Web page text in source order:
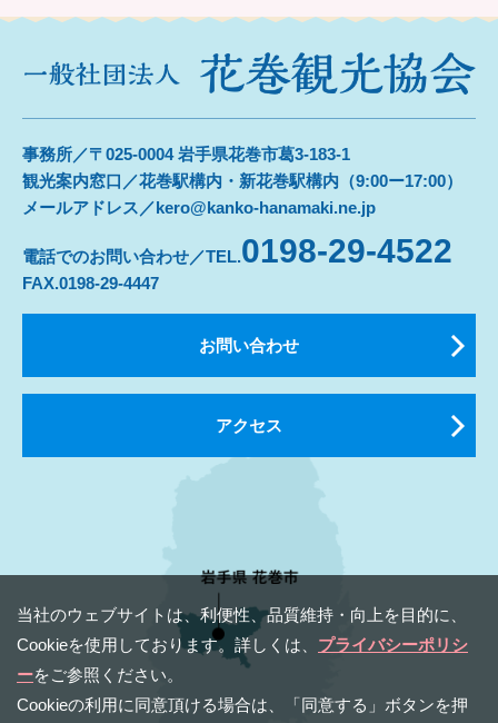
当社のウェブサイトは、利便性、品質維持・向上を⽬的に、
Cookieを使⽤しております。詳しくは、 プライバシーポリシ
ーをご参照ください。
Cookieの利⽤に同意頂ける場合は、「同意する」ボタンを押
事務所／〒025-0004 岩手県花巻市葛3-183-1
観光案内窓口／花巻駅構内・新花巻駅構内（9:00ー17:00）
メールアドレス／kero@kanko-hanamaki.ne.jp
電話でのお問い合わせ／TEL.0198-29-4522
FAX.0198-29-4447
お問い合わせ
アクセス